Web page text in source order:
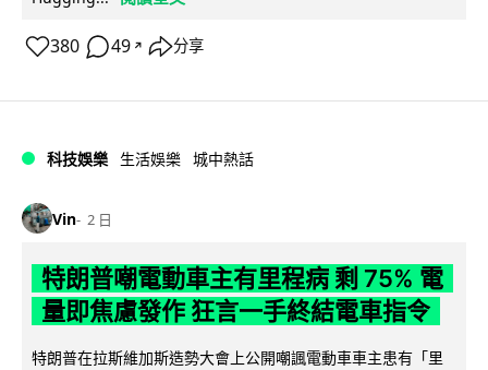
380 49 ↗ 分享
科技娛樂 生活娛樂 城中熱話
Vin 2 日
特朗普嘲電動車主有里程病 剩 75% 電
量即焦慮發作 狂言一手終結電車指令
特朗普在拉斯維加斯造勢大會上公開嘲諷電動車車主患有「里